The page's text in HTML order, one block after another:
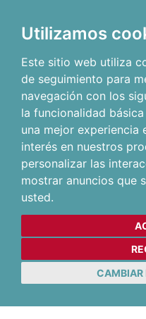
Utilizamos
Este sitio web utiliza
de seguimiento para
navegación con los
la funcionalidad
una mejor experiencia
interés en nuestros
personalizar las
mostrar anuncios que
usted.
CAMBIAR